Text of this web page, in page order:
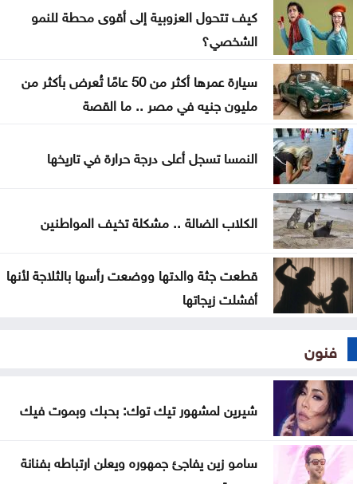
كيف يخدعنا الذكاء الاصطناعي بمخرجات مصقولة بلا
جوهر
كيف تتحول العزوبية إلى أقوى محطة للنمو
الشخصي؟
سيارة عمرها أكثر من 50 عامًا تُعرض بأكثر من
مليون جنيه في مصر .. ما القصة
النمسا تسجل أعلى درجة حرارة في تاريخها
الكلاب الضالة .. مشكلة تخيف المواطنين
قطعت جثة والدتها ووضعت رأسها بالثلاجة لأنها
أفشلت زيجاتها
فنون
شيرين لمشهور تيك توك: بحبك وبموت فيك
سامو زين يفاجئ جمهوره ويعلن ارتباطه بفنانة